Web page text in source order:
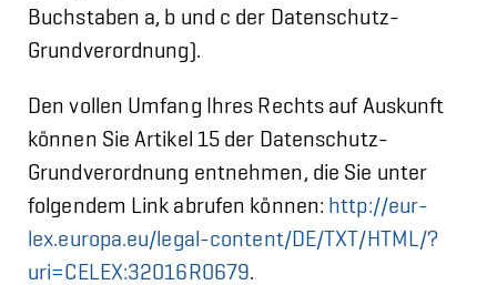
Buchstaben a, b und c der Datenschutz-
Grundverordnung).
Den vollen Umfang Ihres Rechts auf Auskunft
können Sie Artikel 15 der Datenschutz-
Grundverordnung entnehmen, die Sie unter
folgendem Link abrufen können: http://eur-
lex.europa.eu/legal-content/DE/TXT/HTML/?
uri=CELEX:32016R0679.